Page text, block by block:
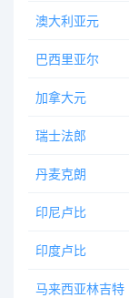
澳大利亚元
巴西里亚尔
加拿大元
瑞士法郎
丹麦克朗
印尼卢比
印度卢比
马来西亚林吉特